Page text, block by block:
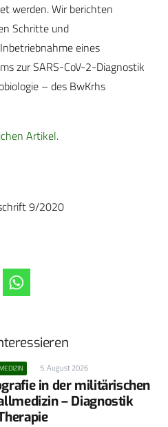
werden. Wir berichten
Schritte und
eines
zur SARS-CoV-2-Diagnostik
– des BwKrhs
Artikel.
9/2020
5. August 2026
in der militärischen
– Diagnostik